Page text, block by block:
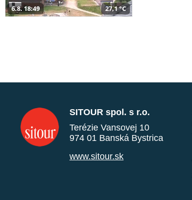
6.8. 18:49 27,1 °C
SITOUR spol. s r.o.
Terézie Vansovej 10
974 01 Banská Bystrica
www.sitour.sk